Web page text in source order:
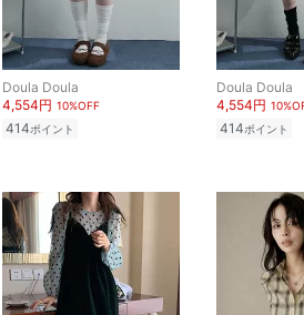
Doula Doula
4,554円 10%OFF
414ポイント
Doula Doula
4,554円
414ポイント